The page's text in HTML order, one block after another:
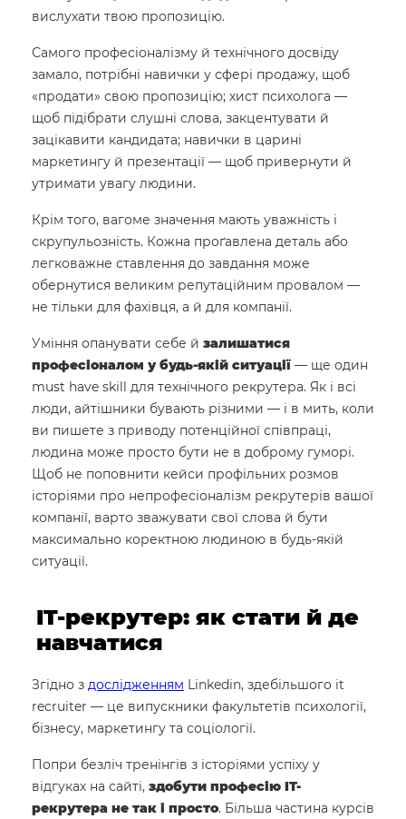
вислухати твою пропозицію.
Самого професіоналізму й технічного досвіду
замало, потрібні навички у сфері продажу, щоб
«продати» свою пропозицію; хист психолога —
щоб підібрати слушні слова, закцентувати й
зацікавити кандидата; навички в царині
маркетингу й презентації — щоб привернути й
утримати увагу людини.
Крім того, вагоме значення мають уважність і
скрупульозність. Кожна проґавлена деталь або
легковажне ставлення до завдання може
обернутися великим репутаційним провалом —
не тільки для фахівця, а й для компанії.
Уміння опанувати себе й залишатися
професіоналом у будь-якій ситуації — ще один
must have skill для технічного рекрутера. Як і всі
люди, айтішники бувають різними — і в мить, коли
ви пишете з приводу потенційної співпраці,
людина може просто бути не в доброму гуморі.
Щоб не поповнити кейси профільних розмов
історіями про непрофесіоналізм рекрутерів вашої
компанії, варто зважувати свої слова й бути
максимально коректною людиною в будь-якій
ситуації.
IT-рекрутер: як стати й де
навчатися
Згідно з дослідженням Linkedin, здебільшого it
recruiter — це випускники факультетів психології,
бізнесу, маркетингу та соціології.
Попри безліч тренінгів з історіями успіху у
відгуках на сайті, здобути професію IT-
рекрутера не так і просто. Більша частина курсів